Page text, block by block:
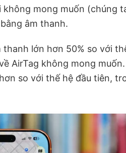
mong muốn (chúng
âm thanh.
lớn hơn 50% so với
AirTag không mong
so với thế hệ đầu tiên,